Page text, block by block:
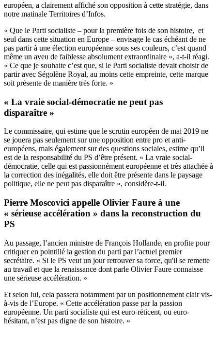
européen, a clairement affiché son opposition à cette stratégie, dans
notre matinale Territoires d’Infos.
« Que le Parti socialiste – pour la première fois de son histoire, et
seul dans cette situation en Europe – envisage le cas échéant de ne
pas partir à une élection européenne sous ses couleurs, c’est quand
même un aveu de faiblesse absolument extraordinaire », a-t-il réagi.
« Ce que je souhaite c’est que, si le Parti socialiste devait choisir de
partir avec Ségolène Royal, au moins cette empreinte, cette marque
soit présente de manière très forte. »
« La vraie social-démocratie ne peut pas
disparaître »
Le commissaire, qui estime que le scrutin européen de mai 2019 ne
se jouera pas seulement sur une opposition entre pro et anti-
européens, mais également sur des questions sociales, estime qu’il
est de la responsabilité du PS d’être présent. « La vraie social-
démocratie, celle qui est passionnément européenne et très attachée à
la correction des inégalités, elle doit être présente dans le paysage
politique, elle ne peut pas disparaître », considère-t-il.
Pierre Moscovici appelle Olivier Faure à une
« sérieuse accélération » dans la reconstruction du
PS
Au passage, l’ancien ministre de François Hollande, en profite pour
critiquer en pointillé la gestion du parti par l’actuel premier
secrétaire. « Si le PS veut un jour retrouver sa force, qu'il se remette
au travail et que la renaissance dont parle Olivier Faure connaisse
une sérieuse accélération. »
Et selon lui, cela passera notamment par un positionnement clair vis-
à-vis de l’Europe. « Cette accélération passe par la passion
européenne. Un parti socialiste qui est euro-réticent, ou euro-
hésitant, n’est pas digne de son histoire. »